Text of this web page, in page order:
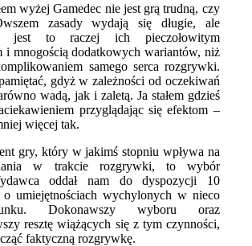
wyżej Gamedec nie jest grą trudną, czy
zasady wydają się długie, ale
jest to raczej ich pieczołowitym
i mnogością dodatkowych wariantów, niż
samego serca rozgrywki.
gdyż w zależności od oczekiwań
wadą, jak i zaletą. Ja stałem gdzieś
przyglądając się efektom –
więcej tak.
gry, który w jakimś stopniu wpływa na
w trakcie rozgrywki, to wybór
oddał nam do dyspozycji 10
o umiejętnościach wychylonych w nieco
Dokonawszy wyboru oraz
resztę wiążących się z tym czynności,
faktyczną rozgrywkę.